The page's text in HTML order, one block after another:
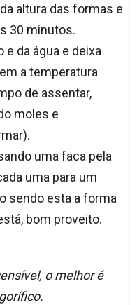
altura das formas e
30 minutos.
da água e deixa
a temperatura
de assentar,
moles e
uma faca pela
uma para um
sendo esta a forma
bom proveito.
o melhor é